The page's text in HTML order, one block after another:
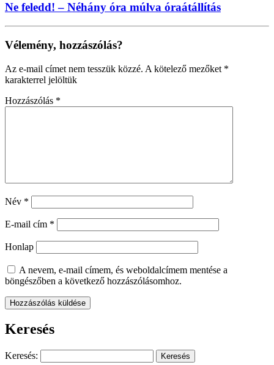
Ne feledd! – Néhány óra múlva óraátállítás
Vélemény, hozzászólás?
Az e-mail címet nem tesszük közzé. A kötelező mezőket *
karakterrel jelöltük
Hozzászólás *
Név *
E-mail cím *
Honlap
A nevem, e-mail címem, és weboldalcímem mentése a
böngészőben a következő hozzászólásomhoz.
Keresés
Keresés: